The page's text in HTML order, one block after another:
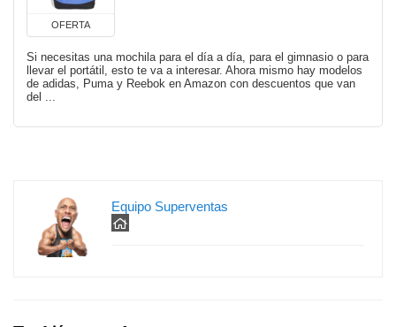
OFERTA
Si necesitas una mochila para el día a día, para el gimnasio o para
llevar el portátil, esto te va a interesar. Ahora mismo hay modelos
de adidas, Puma y Reebok en Amazon con descuentos que van
del ...
Equipo Superventas